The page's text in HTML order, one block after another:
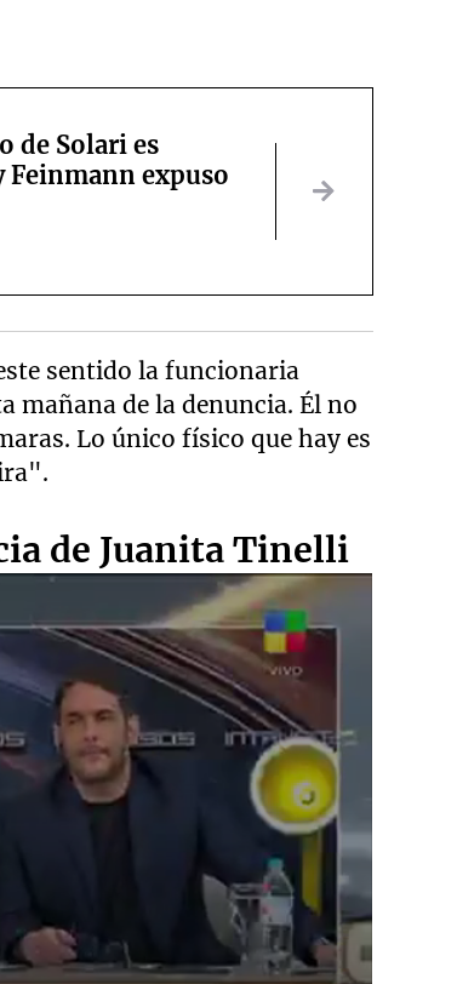
de Solari es
Feinmann expuso
sentido la funcionaria
mañana de la denuncia. Él no
Lo único físico que hay es
de Juanita Tinelli